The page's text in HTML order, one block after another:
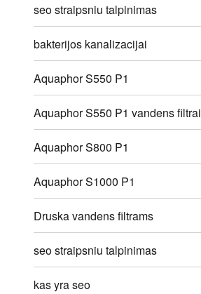
seo straipsniu talpinimas
bakterijos kanalizacijai
Aquaphor S550 P1
Aquaphor S550 P1 vandens filtrai
Aquaphor S800 P1
Aquaphor S1000 P1
Druska vandens filtrams
seo straipsniu talpinimas
kas yra seo